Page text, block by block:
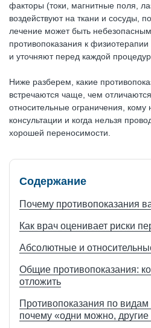
факторы (токи, магнитные поля,
воздействуют на ткани и сосуды,
лечение может быть
противопоказания к
и уточняют перед каждой
Ниже разберем, какие
встречаются чаще, чем
относительные ограничения, кому
консультации и когда нельзя
хорошей переносимости.
Содержание
Почему противопоказания
Как врач оценивает риски
Абсолютные и
Общие противопоказания:
отложить
Противопоказания по
почему «одни можно, другие